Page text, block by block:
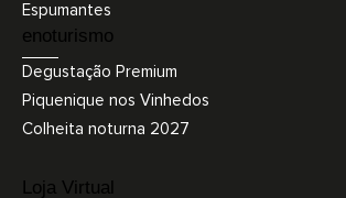
Espumantes
enoturismo
Degustação Premium
Piquenique nos Vinhedos
Colheita noturna 2027
Loja Virtual